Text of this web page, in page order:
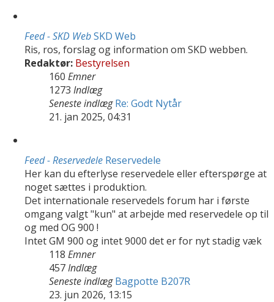
Feed - SKD WebSKD Web
Ris, ros, forslag og information om SKD webben.
Redaktør: Bestyrelsen
160 Emner
1273 Indlæg
Seneste indlæg Re: Godt Nytår
21. jan 2025, 04:31
Feed - Reservedele Reservedele
Her kan du efterlyse reservedele eller efterspørge at
noget sættes i produktion.
Det internationale reservedels forum har i første
omgang valgt "kun" at arbejde med reservedele op til
og med OG 900 !
Intet GM 900 og intet 9000 det er for nyt stadig væk
118 Emner
457Indlæg
Seneste indlæg Bagpotte B207R
23. jun 2026, 13:15